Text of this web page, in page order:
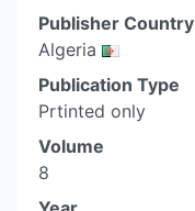
Publisher Country
Algeria
Publication Type
Prtinted only
Volume
8